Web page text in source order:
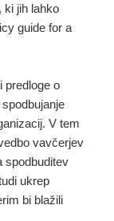
ki jih lahko
guide for a
predloge o
V tem
vavčerjev
spodbuditev
ukrep
bi blažili